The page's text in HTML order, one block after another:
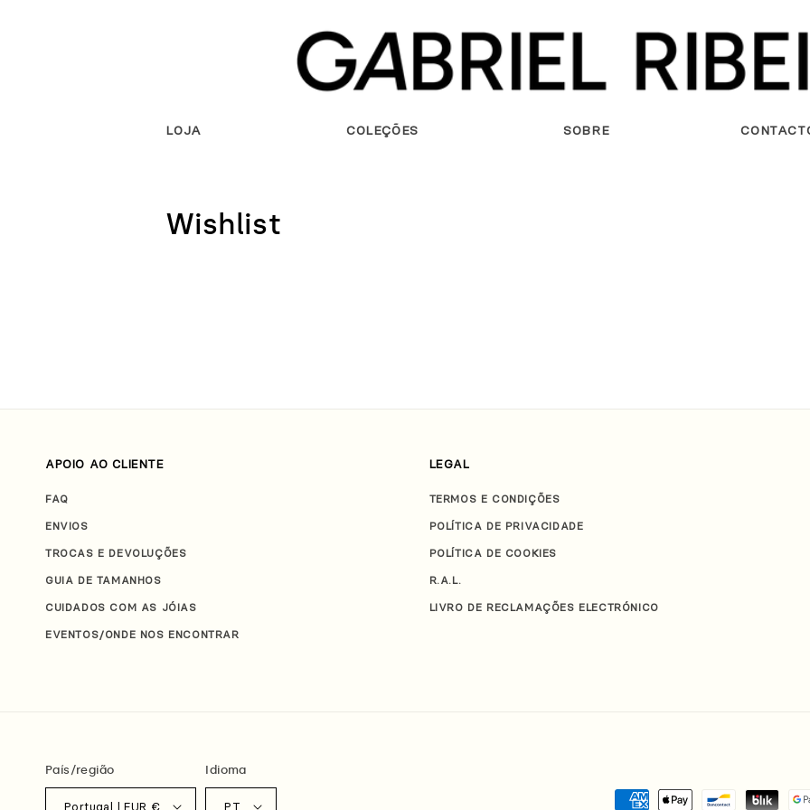
LOJA COLEÇÕES SOBRE
Wishlist
APOIO AO CLIENTE
FAQ
ENVIOS
TROCAS E DEVOLUÇÕES
GUIA DE TAMANHOS
CUIDADOS COM AS JÓIAS
EVENTOS/ONDE NOS ENCONTRAR
LEGAL
TERMOS E CONDIÇÕES
POLÍTICA DE PRIVACIDADE
POLÍTICA DE COOKIES
R.A.L.
LIVRO DE RECLAMAÇÕES ELECTRÓNICO
País/região
Portugal | EUR €
Idioma
PT
Métodos